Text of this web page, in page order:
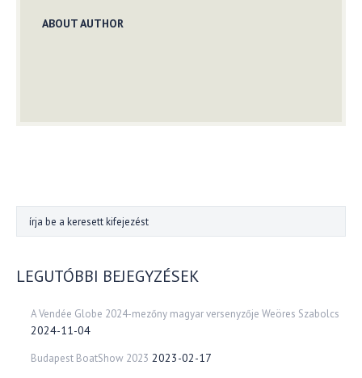
ABOUT AUTHOR
LEGUTÓBBI BEJEGYZÉSEK
A Vendée Globe 2024-mezőny magyar versenyzője Weöres Szabolcs
2024-11-04
Budapest BoatShow 2023 2023-02-17